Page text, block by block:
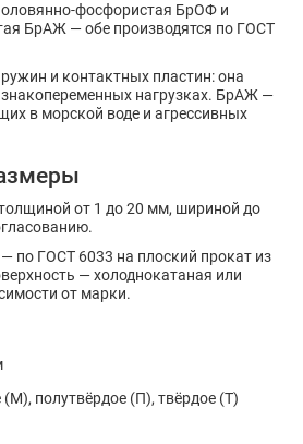
оловянно-фосфористая БрОФ и
БрАЖ — обе производятся по ГОСТ
и контактных пластин: она
знакопеременных нагрузках. БрАЖ —
в морской воде и агрессивных
от 1 до 20 мм, шириной до
по ГОСТ 6033 на плоский прокат из
— холоднокатаная или
от марки.
полутвёрдое (П), твёрдое (Т)